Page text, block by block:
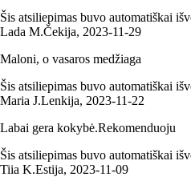
Šis atsiliepimas buvo automatiškai
Lada M.Čekija, 2023‑11‑29
Maloni, o vasaros medžiaga
Šis atsiliepimas buvo automatiškai
Maria J.Lenkija, 2023‑11‑22
Labai gera kokybė.Rekomenduoju
Šis atsiliepimas buvo automatiškai
Tiia K.Estija, 2023‑11‑09